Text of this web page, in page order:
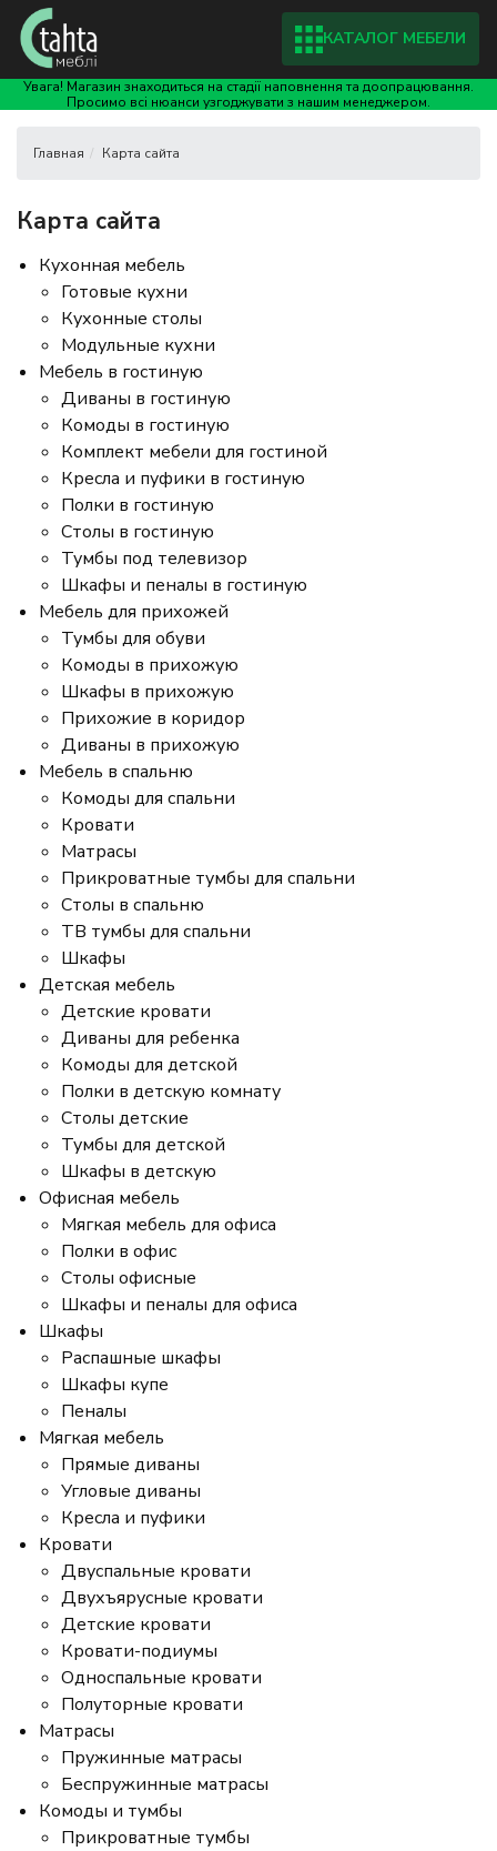
Увага! Магазин знаходиться на стадії наповнення та доопрацювання.
Просимо всі нюанси узгоджувати з нашим менеджером.
КАТАЛОГ МЕБЕЛИ
Карта сайта
Карта сайта
Кухонная мебель
Готовые кухни
Кухонные столы
Модульные кухни
Мебель в гостиную
Диваны в гостиную
Комоды в гостиную
Комплект мебели для гостиной
Кресла и пуфики в гостиную
Полки в гостиную
Столы в гостиную
Тумбы под телевизор
Шкафы и пеналы в гостиную
Мебель для прихожей
Тумбы для обуви
Комоды в прихожую
Шкафы в прихожую
Прихожие в коридор
Диваны в прихожую
Мебель в спальню
Комоды для спальни
Кровати
Матрасы
Прикроватные тумбы для спальни
Столы в спальню
ТВ тумбы для спальни
Шкафы
Детская мебель
Детские кровати
Диваны для ребенка
Комоды для детской
Полки в детскую комнату
Столы детские
Тумбы для детской
Шкафы в детскую
Офисная мебель
Мягкая мебель для офиса
Полки в офис
Столы офисные
Шкафы и пеналы для офиса
Шкафы
Распашные шкафы
Шкафы купе
Пеналы
Мягкая мебель
Прямые диваны
Угловые диваны
Кресла и пуфики
Кровати
Двуспальные кровати
Двухъярусные кровати
Детские кровати
Кровати-подиумы
Односпальные кровати
Полуторные кровати
Матрасы
Пружинные матрасы
Беспружинные матрасы
Комоды и тумбы
Прикроватные тумбы